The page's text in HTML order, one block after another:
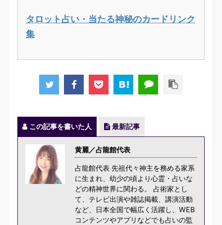
タロット占い・当たる神秘のカードリンク
集
この記事を書いた人 最新記事
黄麗／占龍館代表
占龍館代表 先祖代々神主を務める家系
に生まれ、幼少の頃より心霊・占いな
どの精神世界に関わる。 占術家とし
て、テレビ出演や雑誌掲載、講演活動
など、日本全国で幅広く活躍し、WEB
コンテンツやアプリなどでも占いの監